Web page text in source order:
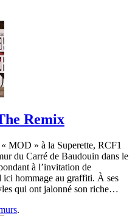
Remix
MOD » à la Superette, RCF1
du Carré de Baudouin dans le
à l’invitation de
hommage au graffiti. À ses
qui ont jalonné son riche…
.